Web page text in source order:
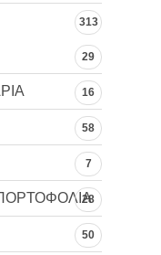
313
29
16
58
7
28
50